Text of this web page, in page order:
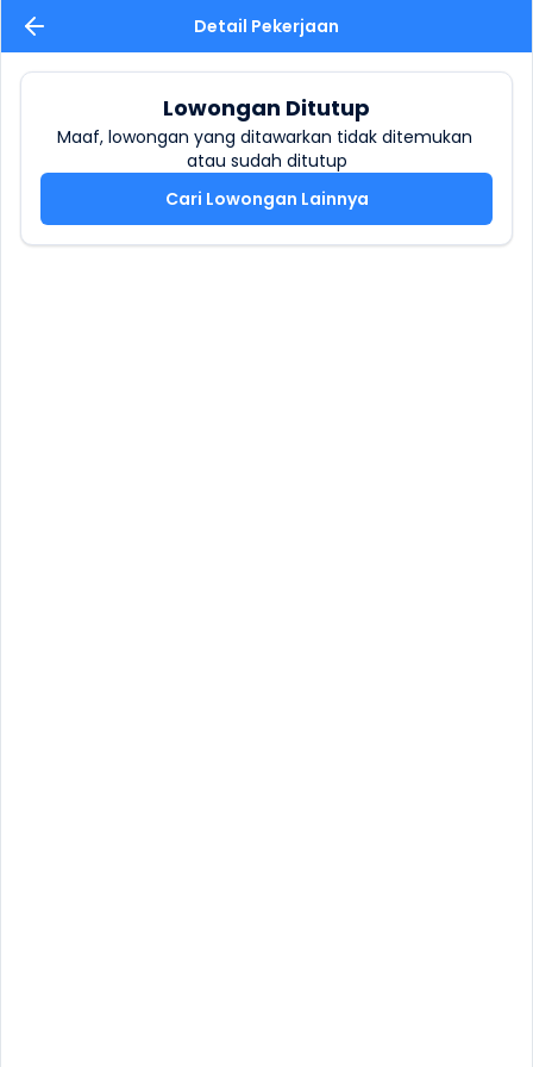
Detail Pekerjaan
Lowongan Ditutup
Maaf, lowongan yang ditawarkan tidak ditemukan
atau sudah ditutup
Cari Lowongan Lainnya